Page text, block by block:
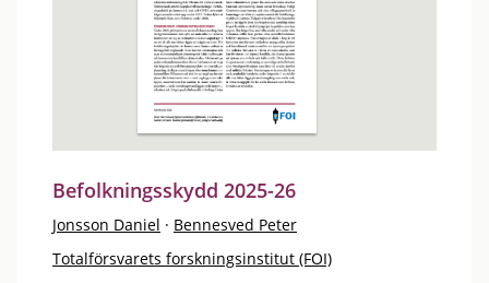
Befolkningsskydd 2025-26
Jonsson Daniel · Bennesved Peter
Totalförsvarets forskningsinstitut (FOI)